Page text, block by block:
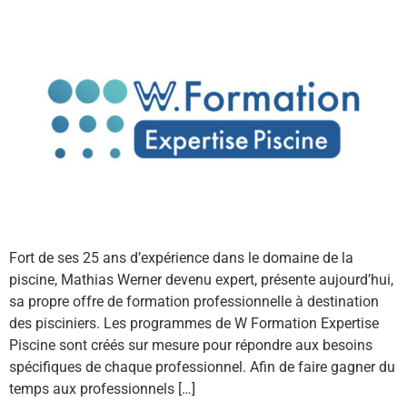
Fort de ses 25 ans d’expérience dans le domaine de la
piscine, Mathias Werner devenu expert, présente aujourd’hui,
sa propre offre de formation professionnelle à destination
des pisciniers. Les programmes de W Formation Expertise
Piscine sont créés sur mesure pour répondre aux besoins
spécifiques de chaque professionnel. Afin de faire gagner du
temps aux professionnels […]